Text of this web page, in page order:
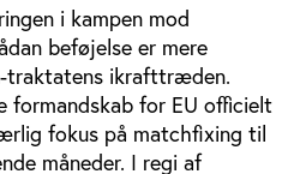
i kampen mod
beføjelse er mere
traktatens ikrafttræden.
formandskab for EU officielt
fokus på matchfixing til
måneder. I regi af